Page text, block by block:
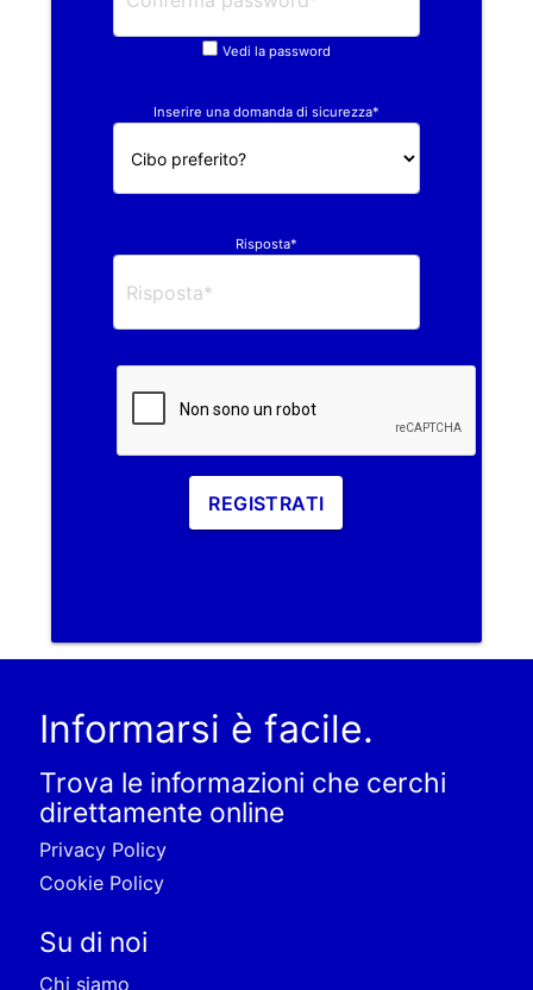
Vedi la password
Inserire una domanda di sicurezza*
Risposta*
REGISTRATI
Informarsi è facile.
Trova le informazioni che cerchi
direttamente online
Privacy Policy
Cookie Policy
Su di noi
Chi siamo